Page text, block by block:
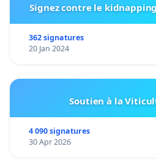
Signez contre le
362 signatures
20 Jan 2024
Soutien à la
4 090 signatures
30 Apr 2026